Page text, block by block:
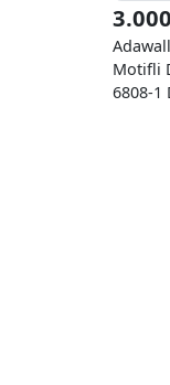
Motifli
6808-1